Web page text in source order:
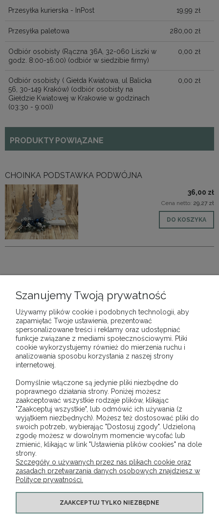
Przesyłka kurierska - InPost 19,99 zł
Przesyłka paletowa 280,00 zł
Odbiór osobisty (Rączna 36A, 32-060 Liszki w
godz. 8:00-16:00) (odbiór w siedzibie firmy)
0,00 zł
Odbiór osobisty ( Giełda Kwiatowa, ul Balicka
56, 30-149 Kraków) (odbiór osobisty na
Giełdzie Kwiatowej w Krakowie w godzinach
(03:30 - 9:00))
0,00 zł
PRODUKTY POWIĄZANE
CHOINKA PODSTAWKA PODWÓJNA
36,00 zł
Cena netto: 29,27 zł
DO KOSZYKA
Cena netto:
DO KOSZYKA
OPINIE O PRODUKCIE (0)
O NAS
OBSŁUGA KLIENTA
Szanujemy Twoją prywatność
Używamy plików cookie i podobnych technologii, aby
zapamiętać Twoje ustawienia, prezentować
spersonalizowane treści i reklamy oraz udostępniać
funkcje związane z mediami społecznościowymi. Pliki
cookie wykorzystujemy również do mierzenia ruchu i
analizowania sposobu korzystania z naszej strony
internetowej.
Domyślnie włączone są jedynie pliki niezbędne do
poprawnego działania strony. Poniżej możesz
zaakceptować wszystkie rodzaje plików, klikając
"Zaakceptuj wszystkie", lub odmówić ich używania (z
wyjątkiem niezbędnych). Możesz też dostosować pliki do
swoich potrzeb, wybierając "Dostosuj zgody". Udzieloną
zgodę możesz w dowolnym momencie wycofać lub
zmienić, klikając w link "Ustawienia plików cookies" na dole
strony.
Szczegóły o używanych przez nas plikach cookie oraz
zasadach przetwarzania danych osobowych znajdziesz w
Polityce prywatności.
ZAAKCEPTUJ TYLKO NIEZBĘDNE